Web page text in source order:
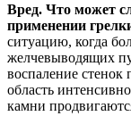
Вред. Что может
применении
ситуацию, когда
желчевыводящих
воспаление стенок
область
камни